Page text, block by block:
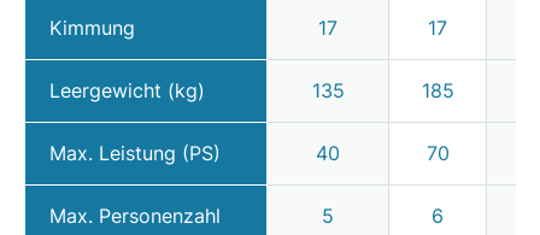
Kimmung 17 17
Leergewicht (kg) 135 185
Max. Leistung (PS) 40 70
Max. Personenzahl 5 6